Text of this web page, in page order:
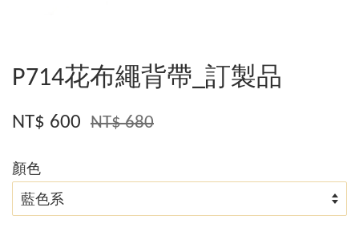
P714花布繩背帶_訂製品
NT$ 600 NT$ 680
顏色